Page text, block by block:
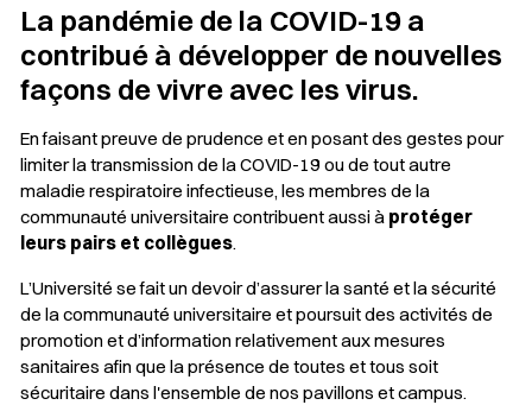
La pandémie de la COVID-19 a
contribué à développer de nouvelles
façons de vivre avec les virus.
En faisant preuve de prudence et en posant des gestes pour
limiter la transmission de la COVID-19 ou de tout autre
maladie respiratoire infectieuse, les membres de la
communauté universitaire contribuent aussi à protéger
leurs pairs et collègues.
L’Université se fait un devoir d’assurer la santé et la sécurité
de la communauté universitaire et poursuit des activités de
promotion et d’information relativement aux mesures
sanitaires afin que la présence de toutes et tous soit
sécuritaire dans l'ensemble de nos pavillons et campus.